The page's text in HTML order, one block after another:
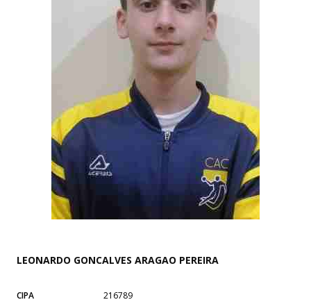
LEONARDO GONCALVES ARAGAO PEREIRA
CIPA
216789